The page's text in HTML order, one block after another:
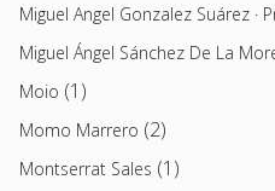
Miguel Angel Gonzalez Suárez ·
Miguel Ángel Sánchez De La
Moio (1)
Momo Marrero (2)
Montserrat Sales (1)